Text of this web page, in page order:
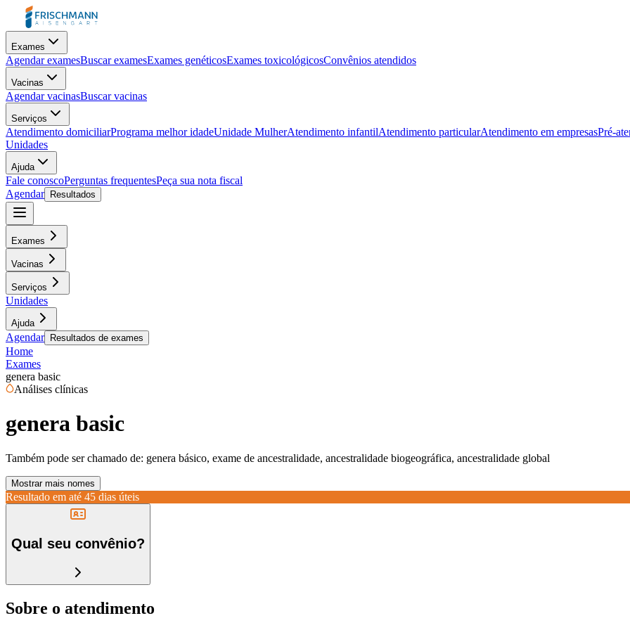
Exames
Agendar examesBuscar examesExames genéticosExames toxicológicosConvênios atendidos
Vacinas
Agendar vacinasBuscar vacinas
Serviços
Atendimento domiciliarPrograma melhor idadeUnidade MulherAtendimento infantilAtendimento particularAtendimento em empresasPré-
Unidades
Ajuda
Fale conoscoPerguntas frequentesPeça sua nota fiscal
Agendar
Resultados
Exames
Vacinas
Serviços
Unidades
Ajuda
Agendar Resultados de exames
Home
Exames
genera basic
Análises clínicas
genera basic
Também pode ser chamado de: genera básico, exame de ancestralidade, ancestralidade biogeográfica, ancestralidade global
Mostrar mais nomes
Resultado em até 45 dias úteis
Qual seu convênio?
Sobre o atendimento